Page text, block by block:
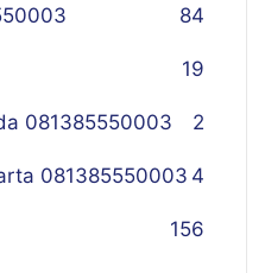
84
19
081385550003 2
081385550003 4
156